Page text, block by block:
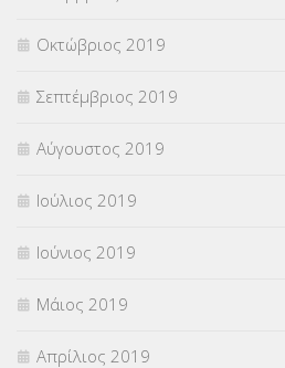
Οκτώβριος 2019
Σεπτέμβριος 2019
Αύγουστος 2019
Ιούλιος 2019
Ιούνιος 2019
Μάιος 2019
Απρίλιος 2019